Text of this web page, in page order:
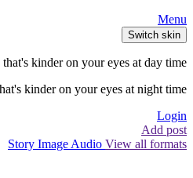
Menu
Switch skin
kinder on your eyes at day time.
kinder on your eyes at night time.
Login
Add post
Story Image Audio View all formats